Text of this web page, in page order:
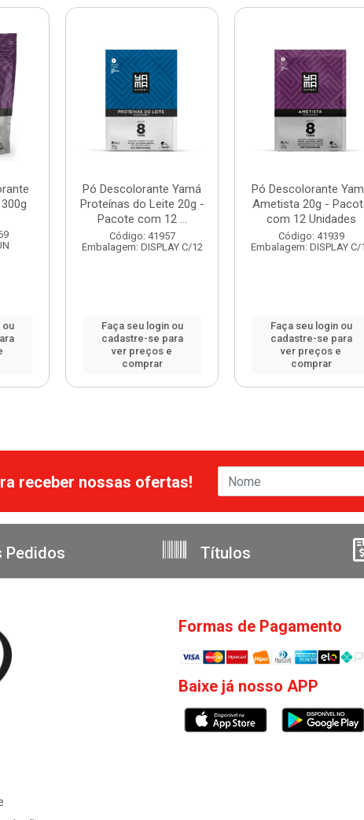
ou
Pó Descolorante Yamá
Proteínas do Leite 20g -
Pacote com 12 ...
Código: 41957
Embalagem: DISPLAY C/12
Faça seu login ou
cadastre-se para
ver preços e
comprar
Pó Descolorante
Ametista 20g -
com 12 Unidades
Código: 41939
Embalagem: DISPLAY C/
Faça seu login ou
cadastre-se para
ver preços e
comprar
receber nossas ofertas!
Pedidos Títulos
Formas de Pagamento
Baixe já nosso APP